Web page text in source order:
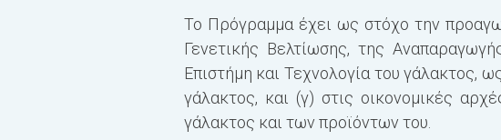
Το Πρόγραμμα έχει ως στόχο την
Γενετικής Βελτίωσης, της
Επιστήμη και Τεχνολογία του γάλακτος,
γάλακτος, και (γ) στις οικονομικές
γάλακτος και των προϊόντων του.